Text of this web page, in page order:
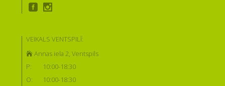
VEIKALS VENTSPILĪ:
Annas iela 2, Ventspils
P:
10:00-18:30
O:
10:00-18:30